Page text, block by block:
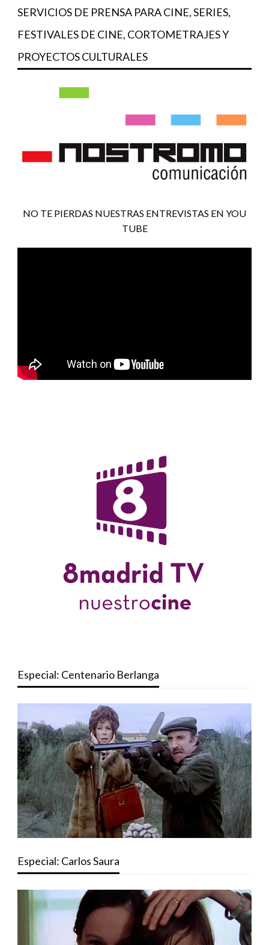
SERVICIOS DE PRENSA PARA CINE, SERIES,
FESTIVALES DE CINE, CORTOMETRAJES Y
PROYECTOS CULTURALES
NO TE PIERDAS NUESTRAS ENTREVISTAS EN YOU
TUBE
Especial: Centenario Berlanga
Especial: Carlos Saura